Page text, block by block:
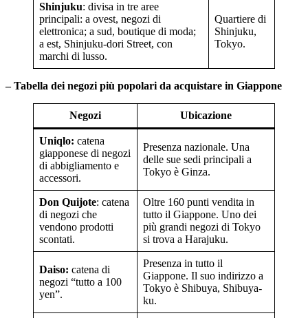
Shinjuku: divisa in tre aree
principali: a ovest, negozi di
elettronica; a sud, boutique di moda;
a est, Shinjuku-dori Street, con
marchi di lusso.
Quartiere di
Shinjuku,
Tokyo.
– Tabella dei negozi più popolari da acquistare in Giappone
Negozi Ubicazione
Uniqlo: catena
giapponese di negozi
di abbigliamento e
accessori.
Presenza nazionale. Una
delle sue sedi principali a
Tokyo è Ginza.
Don Quijote: catena
di negozi che
vendono prodotti
scontati.
Oltre 160 punti vendita in
tutto il Giappone. Uno dei
più grandi negozi di Tokyo
si trova a Harajuku.
Daiso: catena di
negozi “tutto a 100
yen”.
Presenza in tutto il
Giappone. Il suo indirizzo a
Tokyo è Shibuya, Shibuya-
ku.